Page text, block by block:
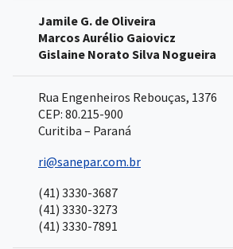
Jamile G. de Oliveira
Marcos Aurélio Gaiovicz
Gislaine Norato Silva Nogueira
Rua Engenheiros Rebouças, 1376
CEP: 80.215-900
Curitiba – Paraná
ri@sanepar.com.br
(41) 3330-3687
(41) 3330-3273
(41) 3330-7891